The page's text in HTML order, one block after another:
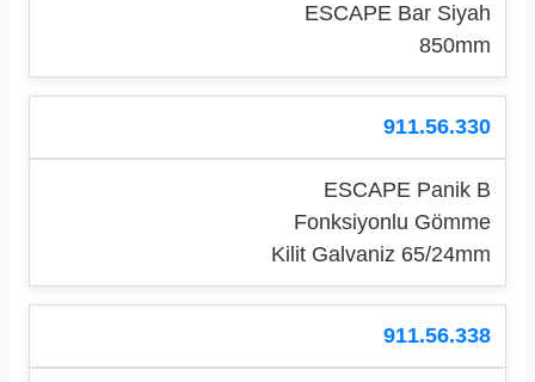
ESCAPE Bar Siyah
850mm
911.56.330
ESCAPE Panik B
Fonksiyonlu Gömme
Kilit Galvaniz 65/24mm
911.56.338